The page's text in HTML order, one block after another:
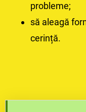
probleme;
să aleagă
cerință.